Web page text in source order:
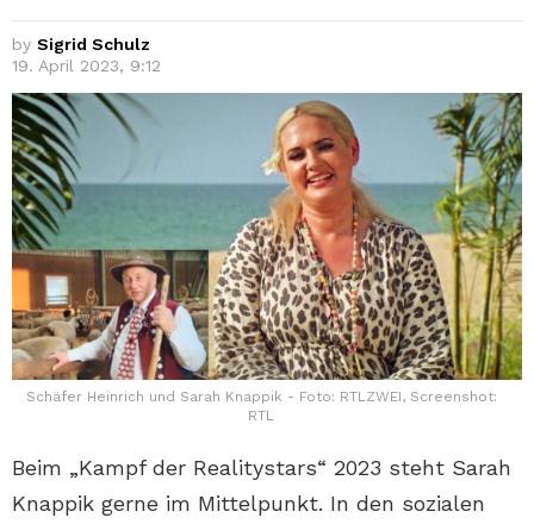
by Sigrid Schulz
19. April 2023, 9:12
Schäfer Heinrich und Sarah Knappik - Foto: RTLZWEI, Screenshot:
RTL
Beim „Kampf der Realitystars“ 2023 steht Sarah
Knappik gerne im Mittelpunkt. In den sozialen